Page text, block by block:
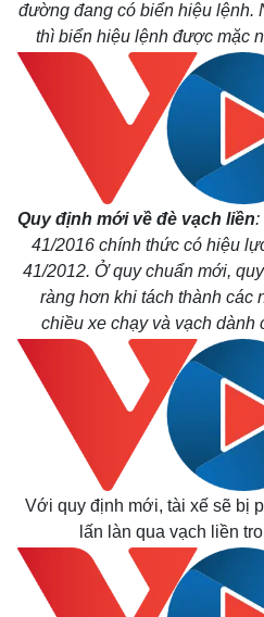
Thế giới
Quan sát
Cuộc sống đó đây
Hồ sơ
đường đang có biển hiệu lệnh.
thì biển hiệu lệnh được mặc
Quy định mới về đè vạch liền:
41/2016 chính thức có hiệu
41/2012. Ở quy chuẩn mới,
ràng hơn khi tách thành các
chiều xe chạy và vạch dành
Với quy định mới, tài xế sẽ bị
lấn làn qua vạch liền